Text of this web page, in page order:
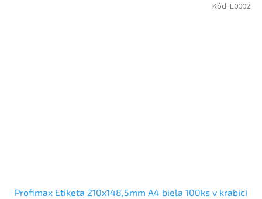
Profimax Etiketa 210x148,5mm A4 biela 100ks v krabici
Kód: E0002